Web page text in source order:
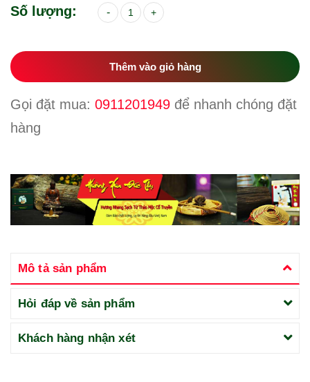
Số lượng: - +
Thêm vào giỏ hàng
Gọi đặt mua: 0911201949 để nhanh chóng đặt
hàng
Mô tả sản phẩm
Hỏi đáp về sản phẩm
Khách hàng nhận xét